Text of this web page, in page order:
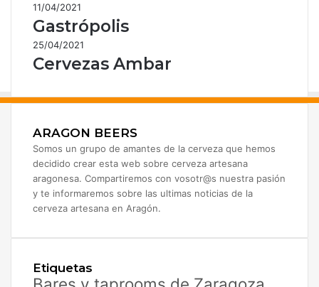
11/04/2021
Gastrópolis
25/04/2021
Cervezas Ambar
ARAGON BEERS
Somos un grupo de amantes de la cerveza que hemos
decidido crear esta web sobre cerveza artesana
aragonesa. Compartiremos con vosotr@s nuestra pasión
y te informaremos sobre las ultimas noticias de la
cerveza artesana en Aragón.
Etiquetas